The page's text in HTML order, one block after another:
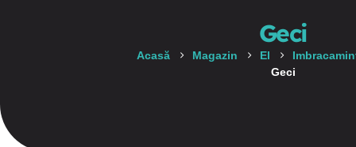
Geci
Acasă Magazin El
Geci